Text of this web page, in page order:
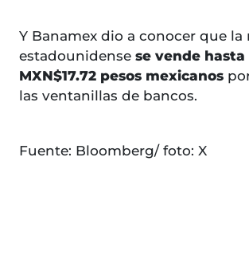
Y Banamex dio a conocer que la
estadounidense se vende hasta
MXN$17.72 pesos mexicanos
las ventanillas de bancos.
Fuente: Bloomberg/ foto: X